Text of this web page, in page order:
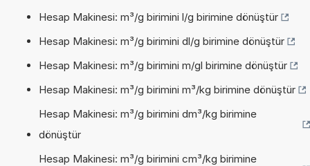
Hesap Makinesi: m³/g birimini l/g birimine dönüştür
Hesap Makinesi: m³/g birimini dl/g birimine dönüştür
Hesap Makinesi: m³/g birimini m/gl birimine dönüştür
Hesap Makinesi: m³/g birimini m³/kg birimine dönüştür
Hesap Makinesi: m³/g birimini dm³/kg birimine
dönüştür
Hesap Makinesi: m³/g birimini cm³/kg birimine